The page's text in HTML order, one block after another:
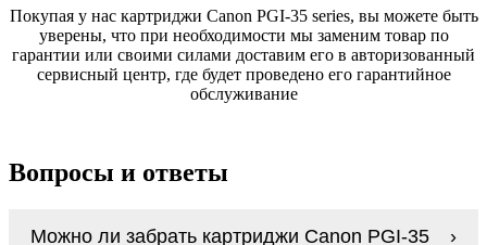
Покупая у нас картриджи Canon PGI-35 series, вы можете быть
уверены, что при необходимости мы заменим товар по
гарантии или своими силами доставим его в авторизованный
сервисный центр, где будет проведено его гарантийное
обслуживание
Вопросы и ответы
Можно ли забрать картриджи Canon PGI-35